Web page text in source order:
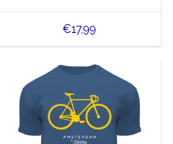
€17,99